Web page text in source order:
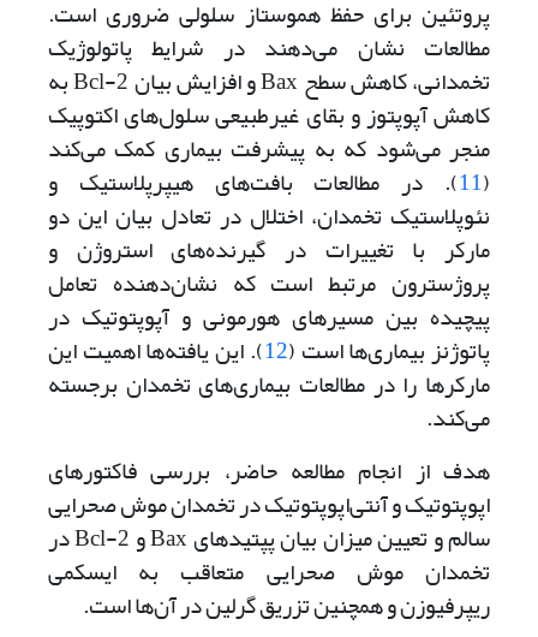
پروتئین برای حفظ هموستاز سلولی ضروری است.
مطالعات نشان می‌دهند در شرایط پاتولوژیک
تخمدانی، کاهش سطح Bax و افزایش بیان Bcl-2 به
کاهش آپوپتوز و بقای غیرطبیعی سلول‌های اکتوپیک
منجر می‌شود که به پیشرفت بیماری کمک می‌کند
(
11). در مطالعات بافت‌های هیپرپلاستیک و
نئوپلاستیک تخمدان، اختلال در تعادل بیان این دو
مارکر با تغییرات در گیرنده‌های استروژن و
پروژسترون مرتبط است که نشان‌دهنده تعامل
پیچیده بین مسیرهای هورمونی و آپوپتوتیک در
پاتوژنز بیماری‌‌ها است (12). این یافته‌ها اهمیت این
مارکرها را در مطالعات بیماری‌های تخمدان برجسته
می‌کند.
هدف از انجام مطالعه حاضر، بررسی فاکتور‌‌‌های
اپوپتوتیک و آنتی‌اپوپتوتیک در تخمدان موش صحرایی
سالم و تعیین میزان بیان پپتیدهای Bax و Bcl-2 در
تخمدان موش صحرایی متعاقب به ایسکمی
ریپرفیوزن و همچنین تزریق گرلین در آن‌ها است.